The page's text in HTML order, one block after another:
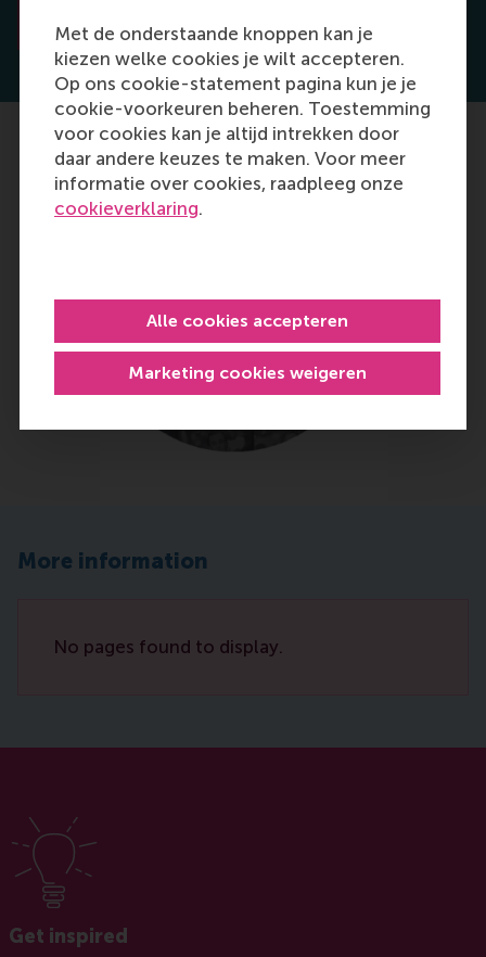
Met de onderstaande knoppen kan je
kiezen welke cookies je wilt accepteren.
Op ons cookie-statement pagina kun je je
cookie-voorkeuren beheren. Toestemming
voor cookies kan je altijd intrekken door
daar andere keuzes te maken. Voor meer
informatie over cookies, raadpleeg onze
cookieverklaring.
Marketing cookies weigeren
Alle cookies accepteren
Inspiring stories
More information
No pages found to display.
Get inspired